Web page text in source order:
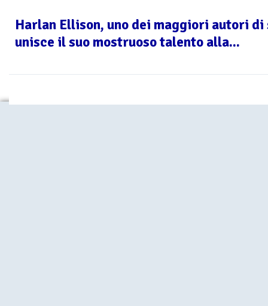
Harlan Ellison, uno dei maggiori autori
unisce il suo mostruoso talento alla...